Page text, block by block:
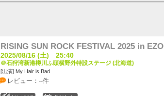
RISING SUN ROCK FESTIVAL 2025 in EZO
2025/08/16 (土) 25:40
＠石狩湾新港樽川ふ頭横野外特設ステージ (北海道)
[出演] My Hair is Bad
レビュー：--件